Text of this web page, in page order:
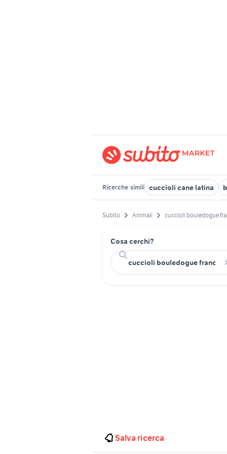
Ricerche simili cuccioli cane latina
Subito Animali cuccioli bouledogue
Cosa cerchi?
Salva ricerca